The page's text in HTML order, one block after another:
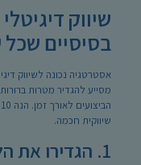
בסיסיים
אסטרטגיה נכונה לשיווק
מסייע להגדיר מטרות
שיווקית חכמה.
1. הגדירו את הלקוח שלכם